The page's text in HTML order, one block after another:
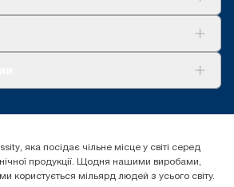
66
Григорія Сковороди 19,
55 66
яка посідає чільне місце у світі серед
продукції. Щодня нашими виробами,
користується мільярд людей з усього світу.